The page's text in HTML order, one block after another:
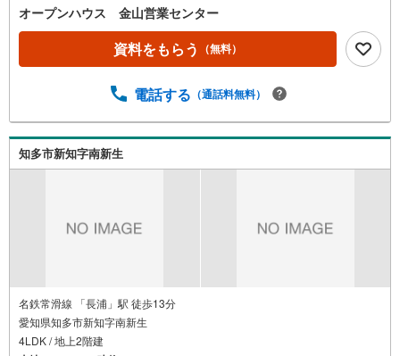
にご連絡ください！現地を見学される場合は「室内・現地
を見学する（無料）」ボタンよりご希望の日時をご記入い
ただけますとスムーズにご案内が可能です。◎現地のご案
内について・平日や夜遅い時間帯もご案内が可能 ※定休日
たします。・車でご自宅や最寄り駅等、ご指定の場所まで
個別FP相談会 無料物件のご紹介だけでなく住宅ローン・
資金のご相談、まずは家探しについて話を聞きたいという
方も大歓迎です！年間8000棟以上の限定物件を発表してい
み、もしくは当社を含めた数社でのみご紹介可能なオープ
オープンハウス 金山営業センター
資料をもらう （無料）
電話する （通話料無料）
知多市新知字南新生
名鉄常滑線 「長浦」駅 徒歩13分
愛知県知多市新知字南新生
4LDK / 地上2階建